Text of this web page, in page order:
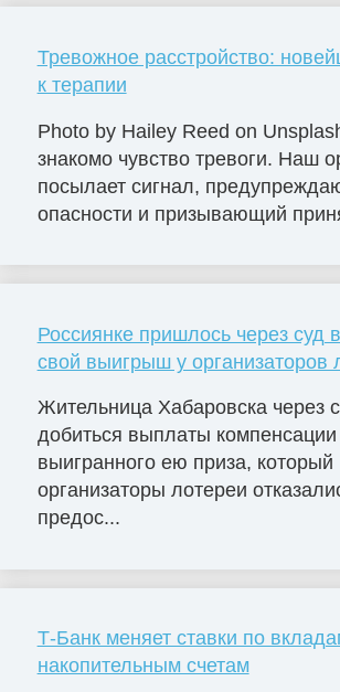
Тревожное расстройство:
к терапии
Photo by Hailey Reed on
знакомо чувство тревоги. Наш
посылает сигнал,
опасности и призывающий
Россиянке пришлось через суд
свой выигрыш у организаторов
Жительница Хабаровска через
добиться выплаты компенсации
выигранного ею приза, который
организаторы лотереи
предос...
Т-Банк меняет ставки по
накопительным счетам